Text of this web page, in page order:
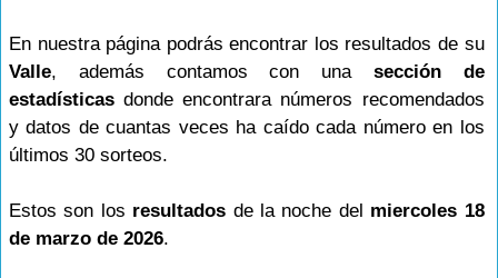
En nuestra página podrás encontrar los resultados de su
Valle, además contamos con una sección de
estadísticas donde encontrara números recomendados
y datos de cuantas veces ha caído cada número en los
últimos 30 sorteos.
Estos son los resultados de la noche del miercoles 18
de marzo de 2026.